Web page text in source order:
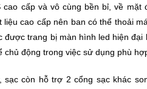
cấp và vô cùng bền bỉ, về
cao cấp nên ban có thể thoải
được trang bị màn hình led hiện
động trong việc sử dụng phù
sạc còn hỗ trợ 2 cổng sạc khác